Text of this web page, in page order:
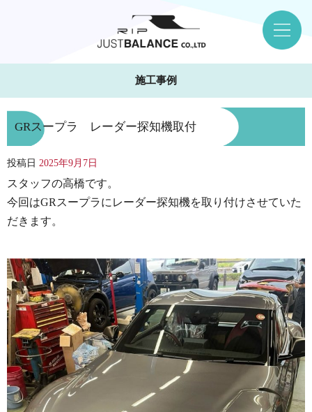
施工事例
GRスープラ レーダー探知機取付
投稿日 2025年9月7日
スタッフの高橋です。
今回はGRスープラにレーダー探知機を取り付けさせていた
だきます。